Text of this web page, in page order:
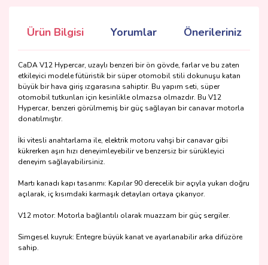
Ürün Bilgisi Yorumlar Önerileriniz
CaDA V12 Hypercar, uzaylı benzeri bir ön gövde, farlar ve bu zaten
etkileyici modele fütüristik bir süper otomobil stili dokunuşu katan
büyük bir hava giriş ızgarasına sahiptir. Bu yapım seti, süper
otomobil tutkunları için kesinlikle olmazsa olmazdır. Bu V12
Hypercar, benzeri görülmemiş bir güç sağlayan bir canavar motorla
donatılmıştır.
İki vitesli anahtarlama ile, elektrik motoru vahşi bir canavar gibi
kükrerken aşırı hızı deneyimleyebilir ve benzersiz bir sürükleyici
deneyim sağlayabilirsiniz.
Martı kanadı kapı tasarımı: Kapılar 90 derecelik bir açıyla yukarı doğru
açılarak, iç kısımdaki karmaşık detayları ortaya çıkarıyor.
V12 motor: Motorla bağlantılı olarak muazzam bir güç sergiler.
Simgesel kuyruk: Entegre büyük kanat ve ayarlanabilir arka difüzöre
sahip.